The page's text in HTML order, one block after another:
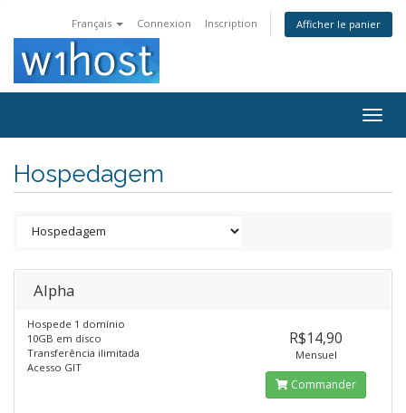
Français Connexion Inscription Afficher le panier
Hospedagem
Alpha
Hospede 1 domínio
10GB em disco
Transferência ilimitada
Acesso GIT
R$14,90
Mensuel
Commander